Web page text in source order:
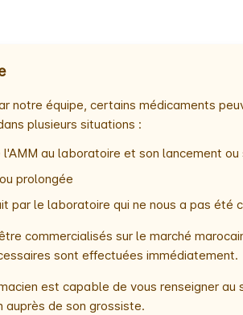
notre équipe, certains médicaments
plusieurs situations :
au laboratoire et son lancement
prolongée
par le laboratoire qui ne nous a pas été
commercialisés sur le marché
sont effectuées immédiatement.
est capable de vous renseigner
de son grossiste.